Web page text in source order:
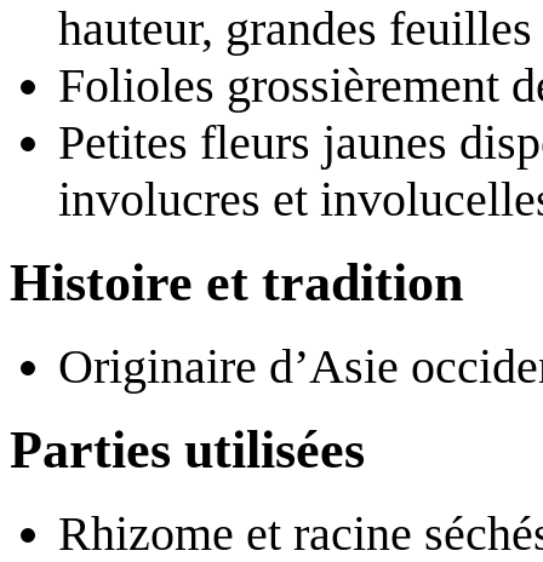
hauteur, grandes
Folioles grossièrement
Petites fleurs jaunes
involucres et
Histoire et tradition
Originaire d’Asie
Parties utilisées
Rhizome et racine